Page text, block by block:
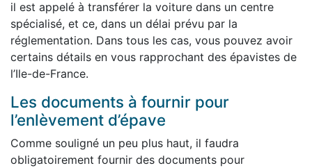
il est appelé à transférer la voiture dans un centre
spécialisé, et ce, dans un délai prévu par la
réglementation. Dans tous les cas, vous pouvez avoir
certains détails en vous rapprochant des épavistes de
l’Ile-de-France.
Les documents à fournir pour
l’enlèvement d’épave
Comme souligné un peu plus haut, il faudra
obligatoirement fournir des documents pour